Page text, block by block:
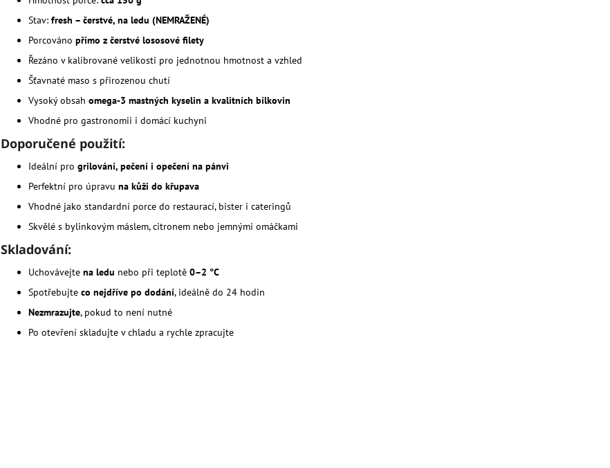
Stav: fresh – čerstvé, na ledu (NEMRAŽENÉ)
Porcováno přímo z čerstvé lososové filety
Řezáno v kalibrované velikosti pro jednotnou hmotnost a vzhled
Šťavnaté maso s přirozenou chutí
Vysoký obsah omega-3 mastných kyselin a kvalitních bílkovin
Vhodné pro gastronomii i domácí kuchyni
Doporučené použití:
Ideální pro grilování, pečení i opečení na pánvi
Perfektní pro úpravu na kůži do křupava
Vhodné jako standardní porce do restaurací, bister i cateringů
Skvělé s bylinkovým máslem, citronem nebo jemnými omáčkami
Skladování:
Uchovávejte na ledu nebo při teplotě 0–2 °C
Spotřebujte co nejdříve po dodání, ideálně do 24 hodin
Nezmrazujte, pokud to není nutné
Po otevření skladujte v chladu a rychle zpracujte